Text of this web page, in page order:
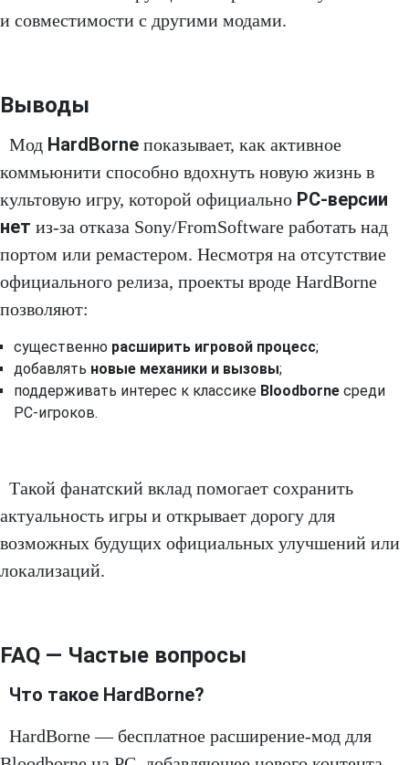
и совместимости с другими модами.
Выводы
Мод HardBorne показывает, как активное
коммьюнити способно вдохнуть новую жизнь в
культовую игру, которой официально PC‑версии
нет из‑за отказа Sony/FromSoftware работать над
портом или ремастером. Несмотря на отсутствие
официального релиза, проекты вроде HardBorne
позволяют:
существенно расширить игровой процесс;
добавлять новые механики и вызовы;
поддерживать интерес к классике Bloodborne среди
PC‑игроков.
Такой фанатский вклад помогает сохранить
актуальность игры и открывает дорогу для
возможных будущих официальных улучшений или
локализаций.
FAQ — Частые вопросы
Что такое HardBorne?
HardBorne — бесплатное расширение‑мод для